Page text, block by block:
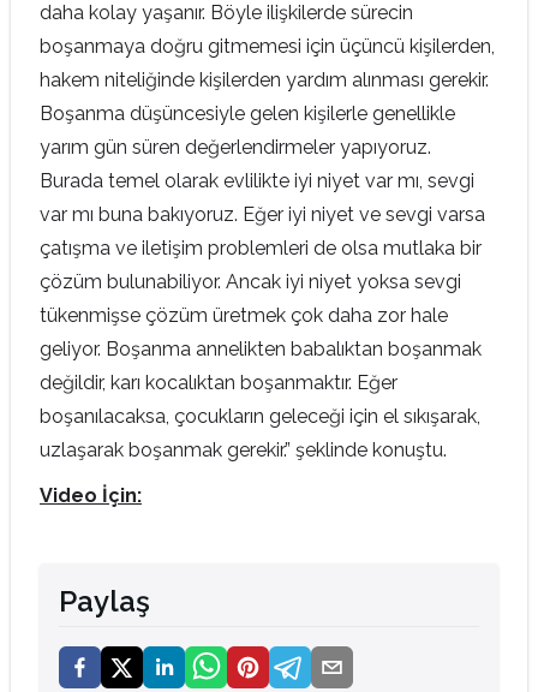
daha kolay yaşanır. Böyle ilişkilerde sürecin
boşanmaya doğru gitmemesi için üçüncü kişilerden,
hakem niteliğinde kişilerden yardım alınması gerekir.
Boşanma düşüncesiyle gelen kişilerle genellikle
yarım gün süren değerlendirmeler yapıyoruz.
Burada temel olarak evlilikte iyi niyet var mı, sevgi
var mı buna bakıyoruz. Eğer iyi niyet ve sevgi varsa
çatışma ve iletişim problemleri de olsa mutlaka bir
çözüm bulunabiliyor. Ancak iyi niyet yoksa sevgi
tükenmişse çözüm üretmek çok daha zor hale
geliyor. Boşanma annelikten babalıktan boşanmak
değildir, karı kocalıktan boşanmaktır. Eğer
boşanılacaksa, çocukların geleceği için el sıkışarak,
uzlaşarak boşanmak gerekir.” şeklinde konuştu.
Video İçin:
Paylaş